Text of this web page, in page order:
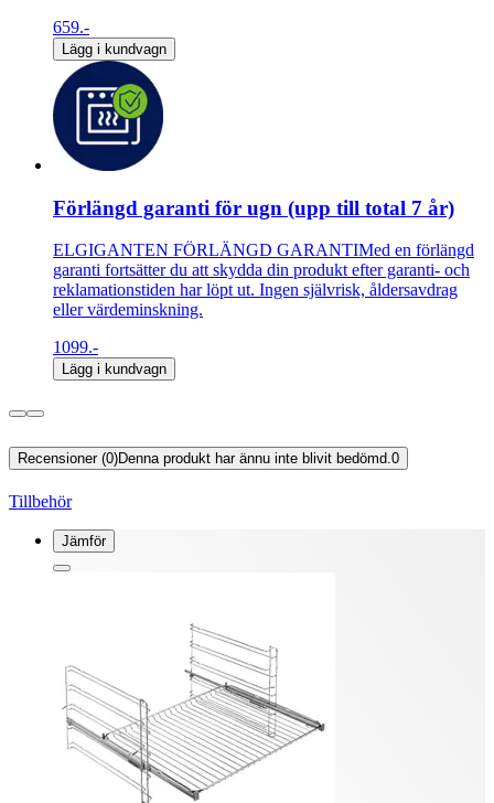
659.-
Lägg i kundvagn
Förlängd garanti för ugn (upp till total 7 år)
ELGIGANTEN FÖRLÄNGD GARANTIMed en förlängd
garanti fortsätter du att skydda din produkt efter garanti- och
reklamationstiden har löpt ut. Ingen självrisk, åldersavdrag
eller värdeminskning.
1099.-
Lägg i kundvagn
Recensioner (0)Denna produkt har ännu inte blivit bedömd.0
Tillbehör
Jämför